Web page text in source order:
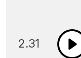
2.31